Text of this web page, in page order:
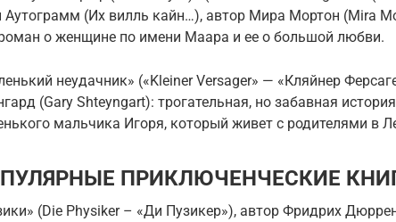
Аутограмм (Их вилль кайн…), автор Мира Мортон (Mira
о женщине по имени Маара и ее о большой любви.
неудачник» («Kleiner Versager» — «Кляйнер
(Gary Shteyngart): трогательная, но забавная
мальчика Игоря, который живет с родителями в
ПРИКЛЮЧЕНЧЕСКИЕ
(Die Physiker – «Ди Пузикер»), автор Фридрих